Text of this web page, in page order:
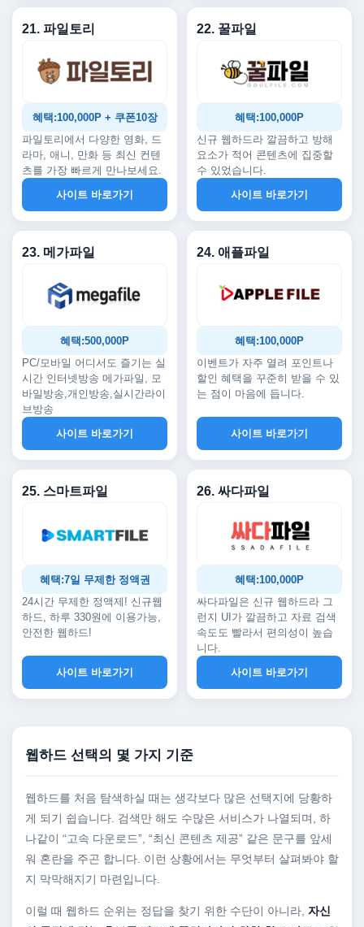
21. 파일토리
혜택:100,000P + 쿠폰10장
파일토리에서 다양한 영화, 드
라마, 애니, 만화 등 최신 컨텐
츠를 가장 빠르게 만나보세요.
사이트 바로가기
22. 꿀파일
혜택:100,000P
신규 웹하드라 깔끔하고 방해
요소가 적어 콘텐츠에 집중할
수 있었습니다.
사이트 바로가기
23. 메가파일
혜택:500,000P
PC/모바일 어디서도 즐기는 실
시간 인터넷방송 메가파일, 모
바일방송,개인방송,실시간라이
브방송
사이트 바로가기
24. 애플파일
혜택:100,000P
이벤트가 자주 열려 포인트나
할인 혜택을 꾸준히 받을 수 있
는 점이 마음에 듭니다.
사이트 바로가기
25. 스마트파일
혜택:7일 무제한 정액권
24시간 무제한 정액제! 신규웹
하드, 하루 330원에 이용가능,
안전한 웹하드!
사이트 바로가기
26. 싸다파일
혜택:100,000P
싸다파일은 신규 웹하드라 그
런지 UI가 깔끔하고 자료 검색
속도도 빨라서 편의성이 높습
니다.
사이트 바로가기
웹하드 선택의 몇 가지 기준
웹하드를 처음 탐색하실 때는 생각보다 많은 선택지에 당황하
게 되기 쉽습니다. 검색만 해도 수많은 서비스가 나열되며, 하
나같이 “고속 다운로드”, “최신 콘텐츠 제공” 같은 문구를 앞세
워 혼란을 주곤 합니다. 이런 상황에서는 무엇부터 살펴봐야 할
지 막막해지기 마련입니다.
이럴 때 웹하드 순위는 정답을 찾기 위한 수단이 아니라, 자신